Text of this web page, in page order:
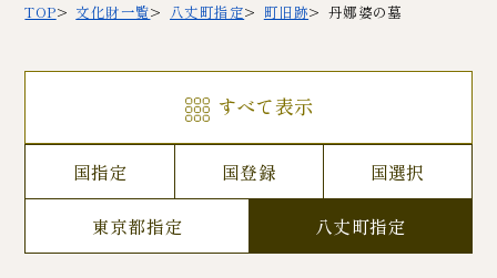
TOP 文化財一覧 八丈町指定 町旧跡 丹娜婆の墓
すべて表示
国指定 国登録 国選択
東京都指定 八丈町指定